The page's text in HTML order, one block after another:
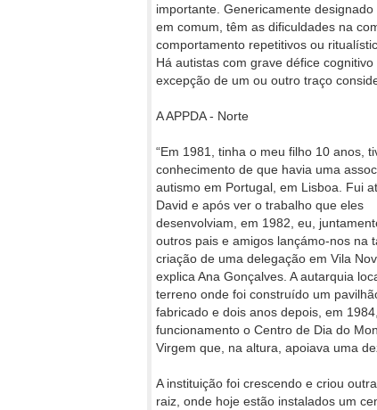
importante. Genericamente
em comum, têm as dificuldades na
comportamento repetitivos ou
Há autistas com grave défice
excepção de um ou outro traço
A APPDA - Norte
“Em 1981, tinha o meu filho 10 anos,
conhecimento de que havia uma
autismo em Portugal, em Lisboa. Fui
David e após ver o trabalho que eles
desenvolviam, em 1982, eu,
outros pais e amigos lançámo-nos na
criação de uma delegação em Vila
explica Ana Gonçalves. A autarquia
terreno onde foi construído um
fabricado e dois anos depois, em
funcionamento o Centro de Dia do
Virgem que, na altura, apoiava uma
A instituição foi crescendo e criou
raiz, onde hoje estão instalados um